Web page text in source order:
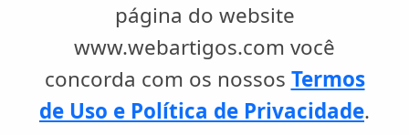
página do website
www.webartigos.com você
concorda com os nossos Termos
de Uso e Política de Privacidade.